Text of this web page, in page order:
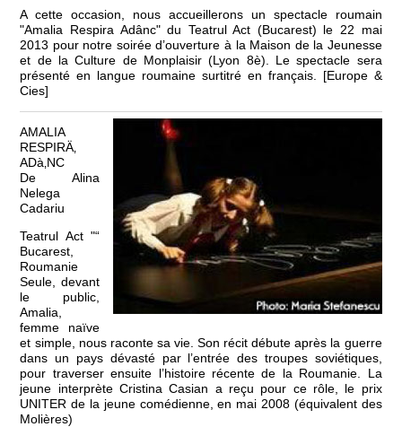
A cette occasion, nous accueillerons un spectacle roumain
"Amalia Respira Adânc" du Teatrul Act (Bucarest) le 22 mai
2013 pour notre soirée d’ouverture à la Maison de la Jeunesse
et de la Culture de Monplaisir (Lyon 8è). Le spectacle sera
présenté en langue roumaine surtitré en français. [Europe &
Cies]
AMALIA
RESPIRÄ‚
ADà‚NC
De Alina
Nelega
Cadariu
Teatrul Act "“
Bucarest,
Roumanie
Seule, devant
le public,
Amalia,
femme naïve
et simple, nous raconte sa vie. Son récit débute après la guerre
dans un pays dévasté par l’entrée des troupes soviétiques,
pour traverser ensuite l’histoire récente de la Roumanie. La
jeune interprète Cristina Casian a reçu pour ce rôle, le prix
UNITER de la jeune comédienne, en mai 2008 (équivalent des
Molières)